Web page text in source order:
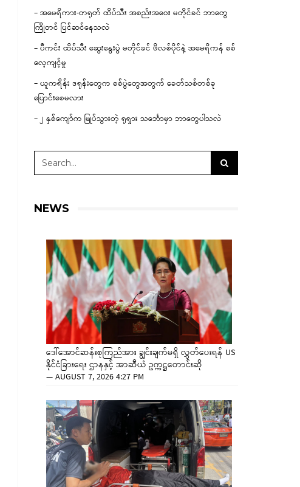
– အမေရိကား-တရုတ် ထိပ်သီး အစည်းအဝေး မတိုင်ခင် ဘာတွေ
ကြိုတင် ပြင်ဆင်နေသလဲ
– ပီကင်း ထိပ်သီး ဆွေးနွေးပွဲ မတိုင်ခင် ဖိလစ်ပိုင်နဲ့ အမေရိကန် စစ်
လေ့ကျင့်မှု
– ယူကရိန်း ဒရုန်းတွေက စစ်ပွဲတွေအတွက် ခေတ်သစ်တစ်ခု
ပြောင်းစေမလား
– ၂ နှစ်ကျော်က မြုပ်သွားတဲ့ ရုရှား သင်္ဘောမှာ ဘာတွေပါသလဲ
NEWS
ဒေါ်အောင်ဆန်းစုကြည်အား ချွင်းချက်မရှိ လွှတ်ပေးရန် US
နိုင်ငံခြားရေး ဌာနနှင့် အာဆီယံ ဥက္ကဋ္ဌတောင်းဆို
—AUGUST 7, 2026 4:27 PM